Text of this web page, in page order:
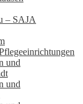
– SAJA
und
und